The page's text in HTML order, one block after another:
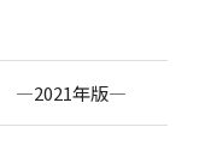
―2021年版―